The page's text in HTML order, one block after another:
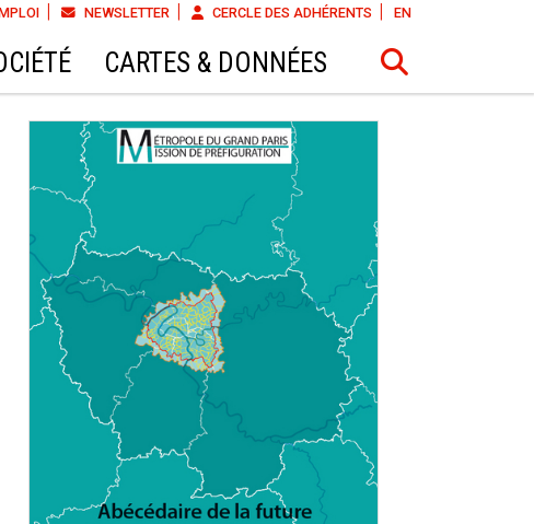
NEWSLETTER CERCLE DES ADHÉRENTS EN
CARTES & DONNÉES